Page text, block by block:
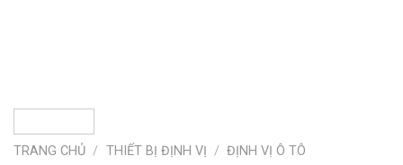
TRANG CHỦ / THIẾT BỊ ĐỊNH VỊ / ĐỊNH VỊ Ô TÔ